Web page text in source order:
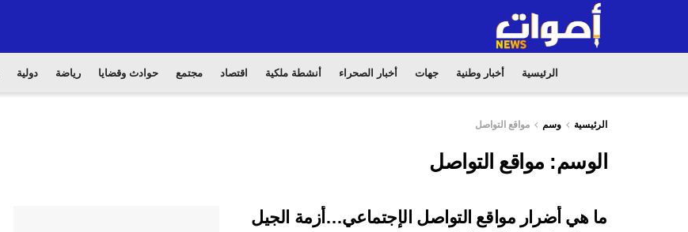
الرئيسية أخبار وطنية جهات أخبار الصحراء أنشطة ملكية اقتصاد مجتمع حوادث وقضايا رياضة دولية
الرئيسية وسم مواقع التواصل
الوسم: مواقع التواصل
ما هي أضرار مواقع التواصل الإجتماعي…أزمة الجيل